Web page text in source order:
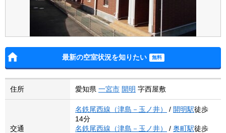
最新の空室状況を知りたい
住所 愛知県 一宮市 開明 字西屋敷
交通
名鉄尾西線（津島－玉ノ井） / 開明駅徒歩
14分
名鉄尾西線（津島－玉ノ井）
/ 奥町駅徒歩